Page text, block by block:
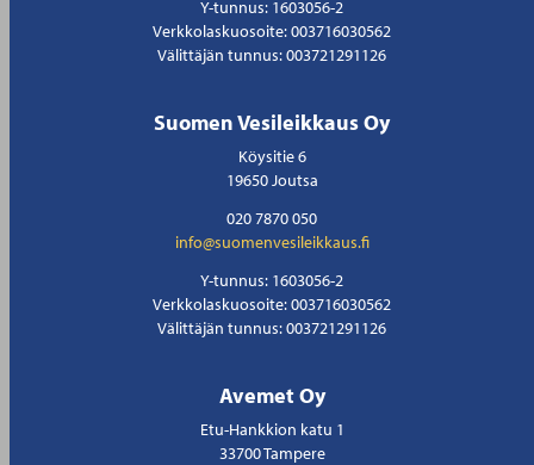
Y-tunnus: 1603056-2
Verkkolaskuosoite: 003716030562
Välittäjän tunnus: 003721291126
Suomen Vesileikkaus Oy
Köysitie 6
19650 Joutsa
020 7870 050
info@suomenvesileikkaus.fi
Y-tunnus: 1603056-2
Verkkolaskuosoite: 003716030562
Välittäjän tunnus: 003721291126
Avemet Oy
Etu-Hankkion katu 1
33700 Tampere